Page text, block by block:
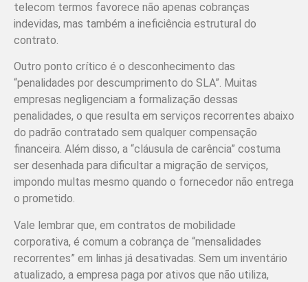
telecom termos favorece não apenas cobranças
indevidas, mas também a ineficiência estrutural do
contrato.
Outro ponto crítico é o desconhecimento das
“penalidades por descumprimento do SLA”. Muitas
empresas negligenciam a formalização dessas
penalidades, o que resulta em serviços recorrentes abaixo
do padrão contratado sem qualquer compensação
financeira. Além disso, a “cláusula de carência” costuma
ser desenhada para dificultar a migração de serviços,
impondo multas mesmo quando o fornecedor não entrega
o prometido.
Vale lembrar que, em contratos de mobilidade
corporativa, é comum a cobrança de “mensalidades
recorrentes” em linhas já desativadas. Sem um inventário
atualizado, a empresa paga por ativos que não utiliza,